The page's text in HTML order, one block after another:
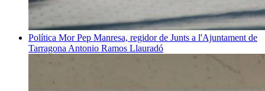
Política Mor Pep Manresa, regidor de Junts a l'Ajuntament de
Tarragona Antonio Ramos Llauradó